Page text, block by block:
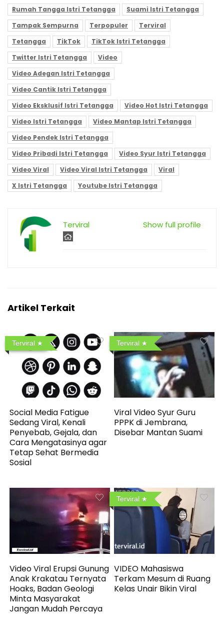
Rumah Tangga Istri Tetangga
Suami Istri Tetangga
Tampak Sempurna
Terpopuler
Terviral
Tetangga
TikTok
TikTok Istri Tetangga
Twitter Istri Tetangga
Video
Video Adegan Istri Tetangga
Video Cantik Istri Tetangga
Video Eksklusif Istri Tetangga
Video Hot Istri Tetangga
Video Istri Tetangga
Video Mantap Istri Tetangga
Video Pendek Istri Tetangga
Video Pribadi Istri Tetangga
Video Syur Istri Tetangga
Video Viral
Video Viral Istri Tetangga
Viral
X Istri Tetangga
Youtube Istri Tetangga
Show full profile
Terviral
Artikel Terkait
Terviral
Social Media Fatigue
Sedang Viral, Kenali
Penyebab, Gejala, dan
Cara Mengatasinya agar
Tetap Sehat Bermedia
Sosial
Terviral
Viral Video Syur Guru
PPPK di Jembrana,
Disebar Mantan Suami
Video Viral Erupsi Gunung
Anak Krakatau Ternyata
Hoaks, Badan Geologi
Minta Masyarakat
Jangan Mudah Percaya
Terviral
VIDEO Mahasiswa
Terkam Mesum di Ruang
Kelas Unair Bikin Viral